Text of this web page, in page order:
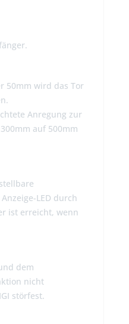
50mm wird das Tor
Anregung zur
auf 500mm
LED durch
ist erreicht, wenn
dem
nicht
störfest.